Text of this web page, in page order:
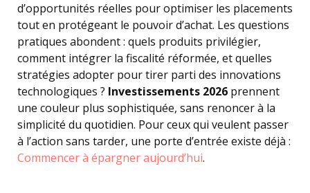
d’opportunités réelles pour optimiser les placements
tout en protégeant le pouvoir d’achat. Les questions
pratiques abondent : quels produits privilégier,
comment intégrer la fiscalité réformée, et quelles
stratégies adopter pour tirer parti des innovations
technologiques ? Investissements 2026 prennent
une couleur plus sophistiquée, sans renoncer à la
simplicité du quotidien. Pour ceux qui veulent passer
à l’action sans tarder, une porte d’entrée existe déjà :
Commencer à épargner aujourd’hui.